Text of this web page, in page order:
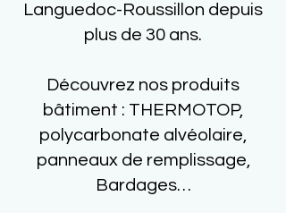
Languedoc-Roussillon depuis
plus de 30 ans.
Découvrez nos produits
bâtiment : THERMOTOP,
polycarbonate alvéolaire,
panneaux de remplissage,
Bardages…